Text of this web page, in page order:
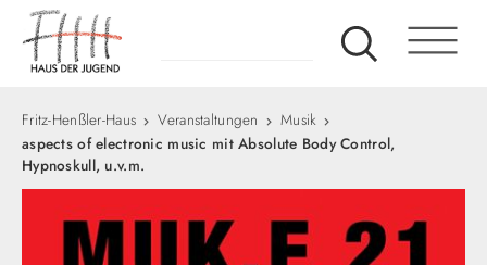
Fritz-Henßler-Haus Veranstaltungen
Musik
aspects of electronic music mit Absolute Body Control,
Hypnoskull, u.v.m.